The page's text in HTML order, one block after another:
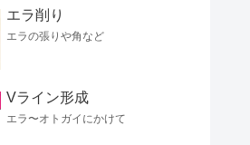
エラ削り
エラの張りや角など
Vライン形成
エラ〜オトガイにかけて